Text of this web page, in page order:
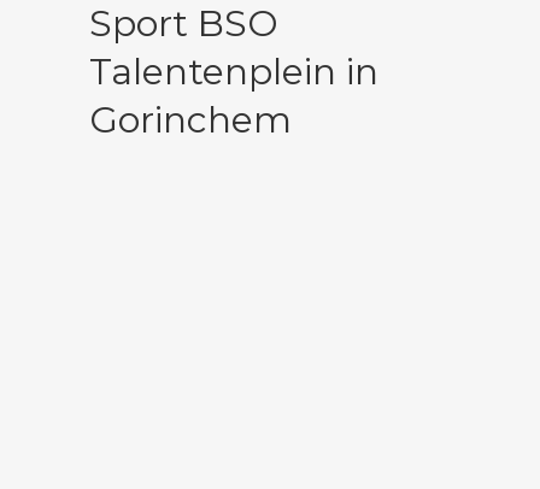
Sport BSO
Talentenplein in
Gorinchem